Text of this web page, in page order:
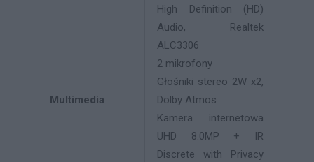
Multimedia
High Definition (HD)
Audio, Realtek
ALC3306
2 mikrofony
Głośniki stereo 2W x2,
Dolby Atmos
Kamera internetowa
UHD 8.0MP + IR
Discrete with Privacy